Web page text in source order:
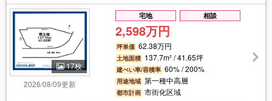
17枚
2026/08/09更新
宅地 相談
2,598万円
坪単価 62.38万円
土地面積 137.7m² / 41.65坪
建ぺい率/容積率 60% / 200%
用途地域 第一種中高層
都市計画 市街化区域